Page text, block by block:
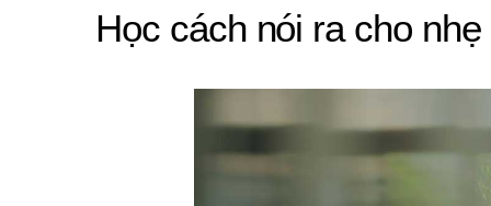
Học cách nói ra cho nhẹ